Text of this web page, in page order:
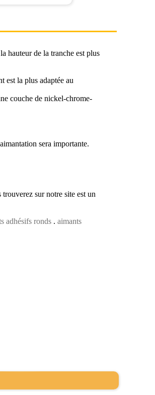
hauteur de la tranche est plus
est la plus adaptée au
couche de nickel-chrome-
sera importante.
sur notre site est un
adhésifs ronds .aimants